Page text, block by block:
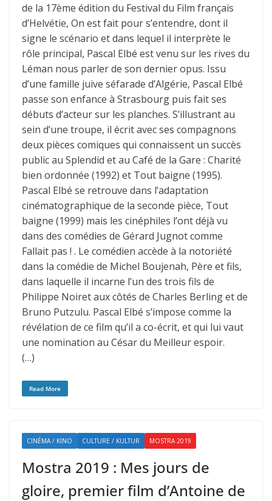
de la 17ème édition du Festival du Film français
d’Helvétie, On est fait pour s’entendre, dont il
signe le scénario et dans lequel il interprète le
rôle principal, Pascal Elbé est venu sur les rives du
Léman nous parler de son dernier opus. Issu
d’une famille juive séfarade d’Algérie, Pascal Elbé
passe son enfance à Strasbourg puis fait ses
débuts d’acteur sur les planches. S’illustrant au
sein d’une troupe, il écrit avec ses compagnons
deux pièces comiques qui connaissent un succès
public au Splendid et au Café de la Gare : Charité
bien ordonnée (1992) et Tout baigne (1995).
Pascal Elbé se retrouve dans l’adaptation
cinématographique de la seconde pièce, Tout
baigne (1999) mais les cinéphiles l’ont déjà vu
dans des comédies de Gérard Jugnot comme
Fallait pas ! . Le comédien accède à la notoriété
dans la comédie de Michel Boujenah, Père et fils,
dans laquelle il incarne l’un des trois fils de
Philippe Noiret aux côtés de Charles Berling et de
Bruno Putzulu. Pascal Elbé s’impose comme la
révélation de ce film qu’il a co-écrit, et qui lui vaut
une nomination au César du Meilleur espoir.
(…)
Read More
CINÉMA / KINO CULTURE / KULTUR MOSTRA 2019
Mostra 2019 : Mes jours de
gloire, premier film d’Antoine de